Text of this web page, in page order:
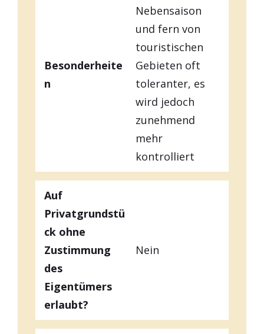
Besonderheite
n
Nebensaison
und fern von
touristischen
Gebieten oft
toleranter, es
wird jedoch
zunehmend
mehr
kontrolliert
Auf
Privatgrundstü
ck ohne
Zustimmung
des
Eigentümers
erlaubt?
Nein